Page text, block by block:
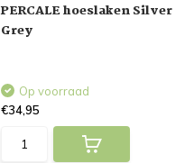
PERCALE hoeslaken Silver
Grey
Op voorraad
€34,95